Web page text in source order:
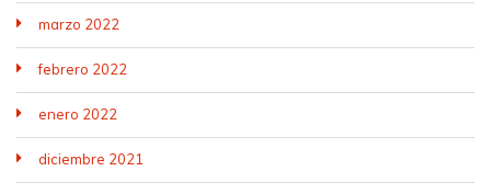
marzo 2022
febrero 2022
enero 2022
diciembre 2021